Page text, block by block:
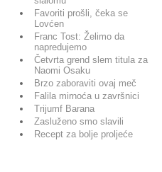
Favoriti prošli, čeka se
Lovćen
Franc Tost: Želimo da
napredujemo
Četvrta grend slem titula za
Naomi Osaku
Brzo zaboraviti ovaj meč
Falila mirnoća u završnici
Trijumf Barana
Zasluženo smo slavili
Recept za bolje proljeće